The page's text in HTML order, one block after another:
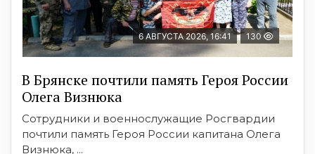
6 АВГУСТА 2026, 16:41 130
В Брянске почтили память Героя России
Олега Визнюка
Сотрудники и военнослужащие Росгвардии
почтили память Героя России капитана Олега
Визнюка, ...